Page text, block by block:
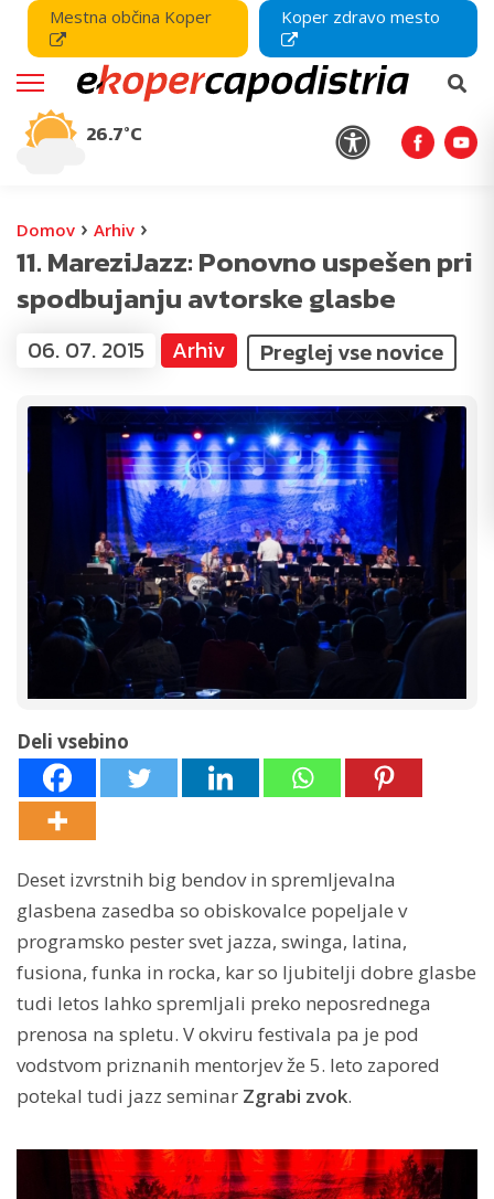
Mestna občina Koper Koper zdravo mesto
26.7°C
Domov › Arhiv ›
11. MareziJazz: Ponovno uspešen pri
spodbujanju avtorske glasbe
06. 07. 2015 Arhiv Preglej vse novice
Deli vsebino
Deset izvrstnih big bendov in spremljevalna
glasbena zasedba so obiskovalce popeljale v
programsko pester svet jazza, swinga, latina,
fusiona, funka in rocka, kar so ljubitelji dobre glasbe
tudi letos lahko spremljali preko neposrednega
prenosa na spletu. V okviru festivala pa je pod
vodstvom priznanih mentorjev že 5. leto zapored
potekal tudi jazz seminar Zgrabi zvok.